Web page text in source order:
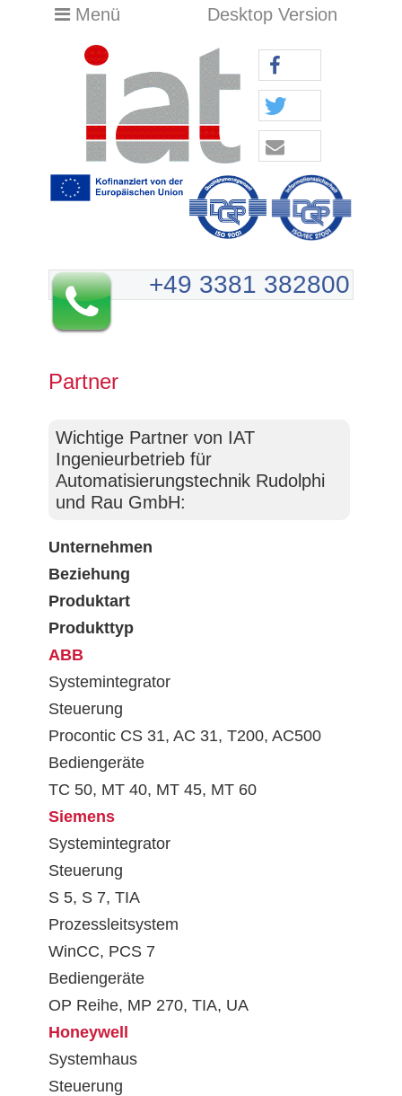
Menü Desktop Version
+49 3381 382800
Partner
Wichtige Partner von IAT
Ingenieurbetrieb für
Automatisierungstechnik Rudolphi
und Rau GmbH:
Unternehmen
Beziehung
Produktart
Produkttyp
ABB
Systemintegrator
Steuerung
Procontic CS 31, AC 31, T200, AC500
Bediengeräte
TC 50, MT 40, MT 45, MT 60
Siemens
Systemintegrator
Steuerung
S 5, S 7, TIA
Prozessleitsystem
WinCC, PCS 7
Bediengeräte
OP Reihe, MP 270, TIA, UA
Honeywell
Systemhaus
Steuerung